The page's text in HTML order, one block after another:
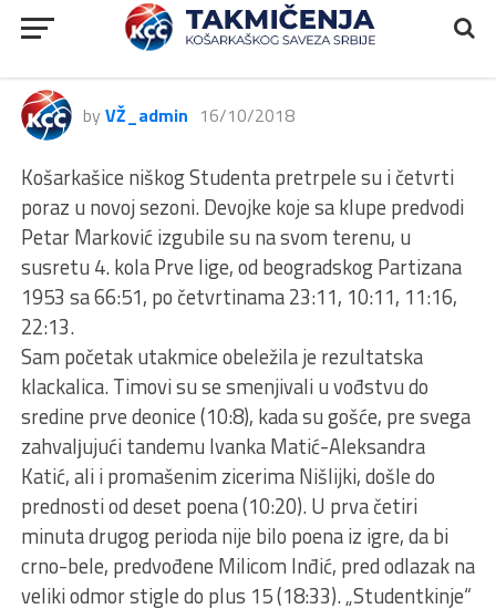
1ŽLS, Student – Partizan 1953,
51:66
by VŽ_admin 16/10/2018
Košarkašice niškog Studenta pretrpele su i četvrti
poraz u novoj sezoni. Devojke koje sa klupe predvodi
Petar Marković izgubile su na svom terenu, u
susretu 4. kola Prve lige, od beogradskog Partizana
1953 sa 66:51, po četvrtinama 23:11, 10:11, 11:16,
22:13.
Sam početak utakmice obeležila je rezultatska
klackalica. Timovi su se smenjivali u vođstvu do
sredine prve deonice (10:8), kada su gošće, pre svega
zahvalјujući tandemu Ivanka Matić-Aleksandra
Katić, ali i promašenim zicerima Nišlijki, došle do
prednosti od deset poena (10:20). U prva četiri
minuta drugog perioda nije bilo poena iz igre, da bi
crno-bele, predvođene Milicom Inđić, pred odlazak na
veliki odmor stigle do plus 15 (18:33). „Studentkinje“